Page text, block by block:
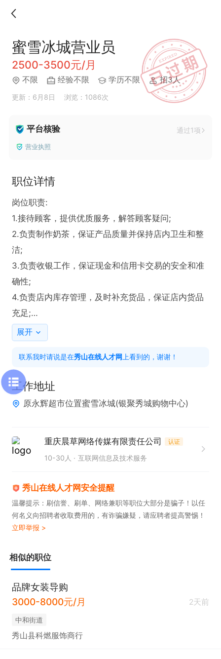
蜜雪冰城营业员
2500-3500元/月
不限 经验不限 学历不限 招3人
更新：6月8日 浏览：1086次
平台核验 通过1项
营业执照
职位详情
岗位职责:
1.接待顾客，提供优质服务，解答顾客疑问;
2.负责制作奶茶，保证产品质量并保持店内卫生和整
洁;
3.负责收银工作，保证现金和信用卡交易的安全和准
确性;
4.负责店内库存管理，及时补充货品，保证店内货品
充足;
5.配合门店进行促销活动的推广。
1.20~45；
2.具有一定的奶茶制作经验和相关知识，能够熟练制
作奶茶产品的优先;
3.具有良好的服务意识和沟通能力及团队精神和良好
工作时间(不定期更换):
早班8:00-17:00
晚班:13:00-22:00
展开
联系我时请说是在秀山在线人才网 上看到的，谢谢！
工作地址
原永辉超市位置蜜雪冰城(银聚秀城购物中心)
重庆晨草网络传媒有限责任公司 认证
10-30人 互联网信息及技术服务
秀山在线人才网安全提醒
温馨提示：刷信誉、刷单、网络兼职等职位大部分是骗子！以任
何名义向招聘者收取费用的，有诈骗嫌疑，请应聘者提高警惕！
立即举报 >
相似的职位
品牌女装导购
3000-8000元/月
2天前
中和街道
秀山县科燃服饰商行